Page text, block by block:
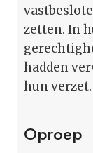
zetten. In
hadden
hun verzet.
Oproep